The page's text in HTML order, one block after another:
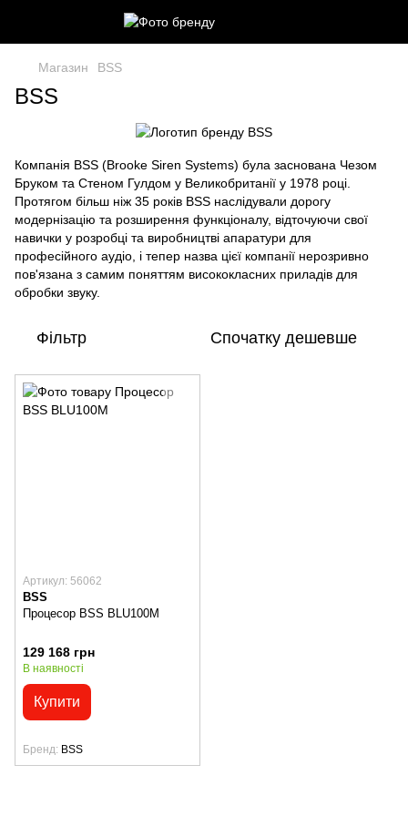
Магазин BSS
BSS
Компанія BSS (Brooke Siren Systems) була заснована Чезом
Бруком та Стеном Гулдом у Великобританії у 1978 році.
Протягом більш ніж 35 років BSS наслідували дорогу
модернізацію та розширення функціоналу, відточуючи свої
навички у розробці та виробництві апаратури для
професійного аудіо, і тепер назва цієї компанії нерозривно
пов'язана з самим поняттям висококласних приладів для
обробки звуку.
Фільтр Спочатку дешевше
Артикул: 56062
BSS
Процесор BSS BLU100M
129 168 грн
В наявності
Купити
Бренд BSS